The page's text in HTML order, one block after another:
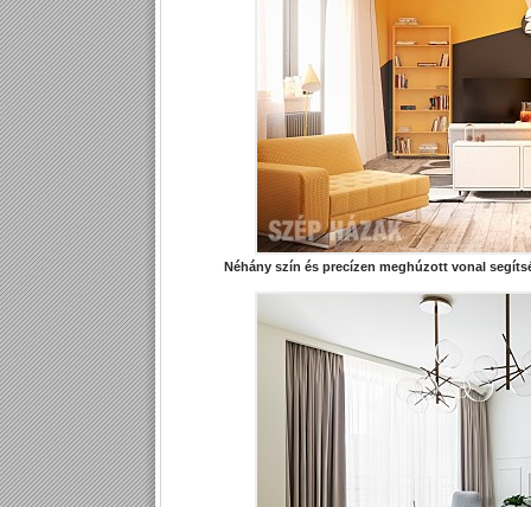
Néhány szín és precízen meghúzott vonal